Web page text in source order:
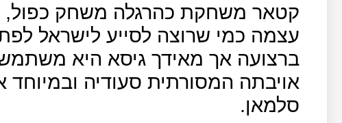
קטאר משחקת כהרגלה משחק כפול,
עצמה כמי שרוצה לסייע לישראל
ברצועה אך מאידך גיסא היא
אויבתה המסורתית סעודיה
סלמאן.